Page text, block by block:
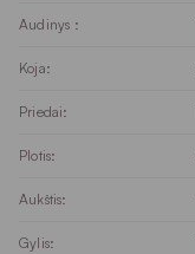
Audinys :
Koja:
Priedai:
Plotis:
Aukštis:
Gylis: